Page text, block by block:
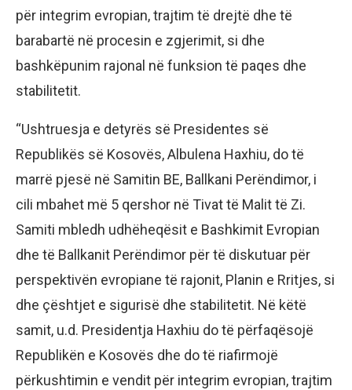
për integrim evropian, trajtim të drejtë dhe të
barabartë në procesin e zgjerimit, si dhe
bashkëpunim rajonal në funksion të paqes dhe
stabilitetit.
“Ushtruesja e detyrës së Presidentes së
Republikës së Kosovës, Albulena Haxhiu, do të
marrë pjesë në Samitin BE, Ballkani Perëndimor, i
cili mbahet më 5 qershor në Tivat të Malit të Zi.
Samiti mbledh udhëheqësit e Bashkimit Evropian
dhe të Ballkanit Perëndimor për të diskutuar për
perspektivën evropiane të rajonit, Planin e Rritjes, si
dhe çështjet e sigurisë dhe stabilitetit. Në këtë
samit, u.d. Presidentja Haxhiu do të përfaqësojë
Republikën e Kosovës dhe do të riafirmojë
përkushtimin e vendit për integrim evropian, trajtim